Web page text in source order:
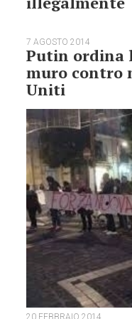
7 AGOSTO 2014
Putin ordina
muro contro
Uniti
20 FEBBRAIO 2014